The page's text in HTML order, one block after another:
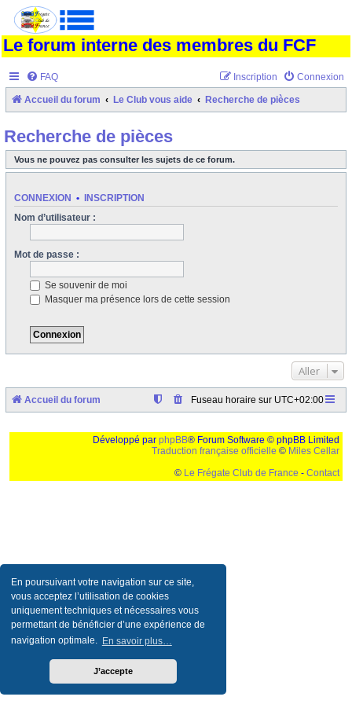
En poursuivant votre navigation sur ce site,
vous acceptez l’utilisation de cookies
uniquement techniques et nécessaires vous
permettant de bénéficier d’une expérience de
navigation optimale. En savoir plus…
J’accepte
Le forum interne des membres du FCF
FAQ Connexion
Inscription
Accueil du forum Le Club vous aide Recherche de pièces
Recherche de pièces
Vous ne pouvez pas consulter les sujets de ce forum.
CONNEXION • INSCRIPTION
Nom d’utilisateur :
Mot de passe :
Se souvenir de moi
Masquer ma présence lors de cette session
Aller
Accueil du forum Fuseau horaire sur UTC+02:00
Développé par phpBB® Forum Software © phpBB Limited
Traduction française officielle © Miles Cellar
© Le Frégate Club de France - Contact